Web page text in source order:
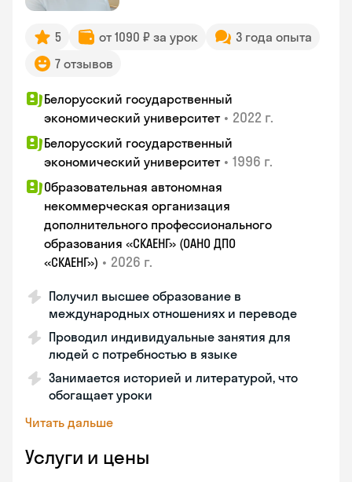
5 от 1090 ₽ за урок
3 года опыта
7 отзывов
Белорусский государственный
экономический университет • 2022 г.
Белорусский государственный
экономический университет • 1996 г.
Образовательная автономная
некоммерческая организация
дополнительного профессионального
образования «СКАЕНГ» (ОАНО ДПО
«СКАЕНГ») • 2026 г.
Получил высшее образование в
международных отношениях и переводе
Проводил индивидуальные занятия для
людей с потребностью в языке
Занимается историей и литературой, что
обогащает уроки
Читать дальше
Услуги и цены